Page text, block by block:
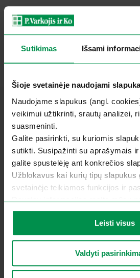
Sutikimas Išsami
Šioje svetainėje naudojami
Naudojame slapukus (angl.
veikimui užtikrinti, srautų analizei,
suasmeninti.
Galite pasirinkti, su kuriomis
sutikti. Susipažinti su aprašymais
galite spustelėję ant konkrečios
Užblokavus kai kurių tipų slapukus
svetainėje teikiamos funkcijos ir
Daugiau informacijos rasite mūsų
Leisti visus
Valdyti
Langai
Euro langai 92 mm
Euro langai 68 mm
Skandinaviški 68 mm langai
Skandinaviški langai,
Vidaus durys